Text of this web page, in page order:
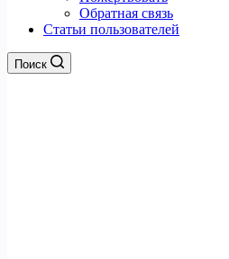
Обратная связь
Статьи пользователей
Поиск